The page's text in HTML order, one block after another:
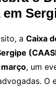
a Caixa
, um
O